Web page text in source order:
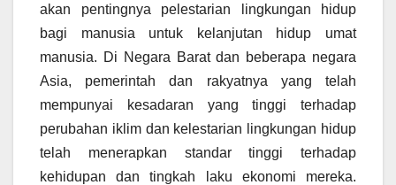
akan pentingnya pelestarian lingkungan hidup
bagi manusia untuk kelanjutan hidup umat
manusia. Di Negara Barat dan beberapa negara
Asia, pemerintah dan rakyatnya yang telah
mempunyai kesadaran yang tinggi terhadap
perubahan iklim dan kelestarian lingkungan hidup
telah menerapkan standar tinggi terhadap
kehidupan dan tingkah laku ekonomi mereka.